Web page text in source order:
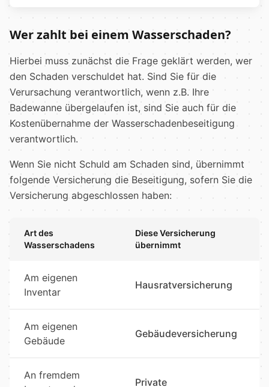
Wer zahlt bei einem Wasserschaden?
Hierbei muss zunächst die Frage geklärt werden, wer
den Schaden verschuldet hat. Sind Sie für die
Verursachung verantwortlich, wenn z.B. Ihre
Badewanne übergelaufen ist, sind Sie auch für die
Kostenübernahme der Wasserschadenbeseitigung
verantwortlich.
Wenn Sie nicht Schuld am Schaden sind, übernimmt
folgende Versicherung die Beseitigung, sofern Sie die
Versicherung abgeschlossen haben:
Art des
Wasserschadens
Diese Versicherung
übernimmt
Am eigenen
Inventar
Hausratversicherung
Am eigenen
Gebäude
Gebäudeversicherung
An fremdem
Private